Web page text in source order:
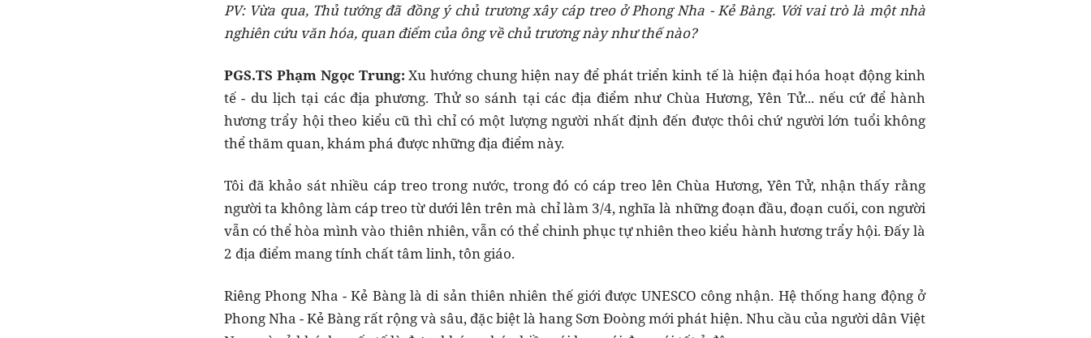
PV: Vừa qua, Thủ tướng đã đồng ý chủ trương xây cáp treo ở Phong Nha - Kẻ Bàng. Với vai trò là một nhà
nghiên cứu văn hóa, quan điểm của ông về chủ trương này như thế nào?
PGS.TS Phạm Ngọc Trung: Xu hướng chung hiện nay để phát triển kinh tế là hiện đại hóa hoạt động kinh
tế - du lịch tại các địa phương. Thử so sánh tại các địa điểm như Chùa Hương, Yên Tử... nếu cứ để hành
hương trẩy hội theo kiểu cũ thì chỉ có một lượng người nhất định đến được thôi chứ người lớn tuổi không
thể thăm quan, khám phá được những địa điểm này.
Tôi đã khảo sát nhiều cáp treo trong nước, trong đó có cáp treo lên Chùa Hương, Yên Tử, nhận thấy rằng
người ta không làm cáp treo từ dưới lên trên mà chỉ làm 3/4, nghĩa là những đoạn đầu, đoạn cuối, con người
vẫn có thể hòa mình vào thiên nhiên, vẫn có thể chinh phục tự nhiên theo kiểu hành hương trẩy hội. Đấy là
2 địa điểm mang tính chất tâm linh, tôn giáo.
Riêng Phong Nha - Kẻ Bàng là di sản thiên nhiên thế giới được UNESCO công nhận. Hệ thống hang động ở
Phong Nha - Kẻ Bàng rất rộng và sâu, đặc biệt là hang Sơn Đoòng mới phát hiện. Nhu cầu của người dân Việt